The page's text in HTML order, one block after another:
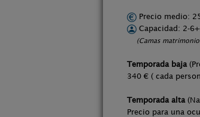
Precio medio:
Capacidad: 2-
(Camas
Temporada baja
340 € ( cada
Temporada alta
Precio para una